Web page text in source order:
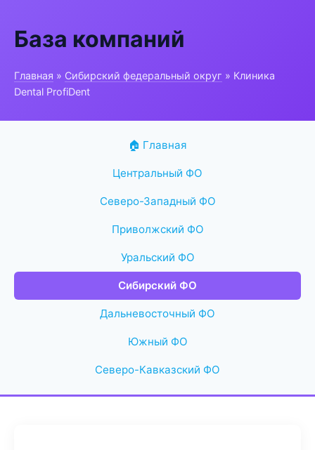
База компаний
Главная » Сибирский федеральный округ » Клиника
Dental ProfiDent
🏠 Главная
Центральный ФО
Северо-Западный ФО
Приволжский ФО
Уральский ФО
Сибирский ФО
Дальневосточный ФО
Южный ФО
Северо-Кавказский ФО